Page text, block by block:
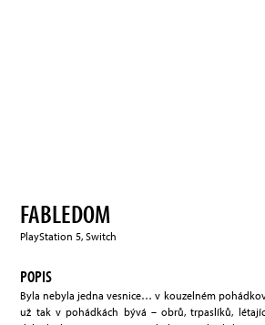
FABLEDOM
PlayStation 5, Switch
POPIS
Byla nebyla jedna vesnice… v kouzelném
už tak v pohádkách bývá – obrů, trpaslíků,